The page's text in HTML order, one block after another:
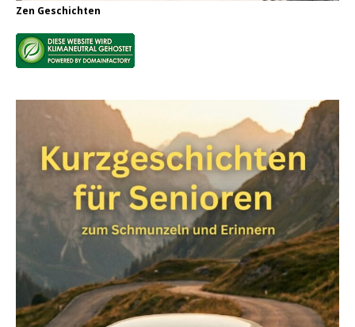
Zen Geschichten